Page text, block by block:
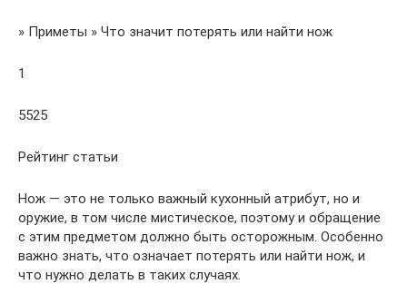
» Приметы » Что значит потерять или найти нож
1
5525
Рейтинг статьи
Нож — это не только важный кухонный атрибут, но и
оружие, в том числе мистическое, поэтому и обращение
с этим предметом должно быть осторожным. Особенно
важно знать, что означает потерять или найти нож, и
что нужно делать в таких случаях.